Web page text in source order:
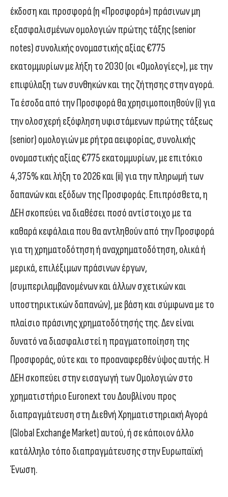
έκδοση και προσφορά (η «Προσφορά») πράσινων μη
εξασφαλισμένων ομολογιών πρώτης τάξης (senior
notes) συνολικής ονομαστικής αξίας €775
εκατομμυρίων με λήξη το 2030 (οι «Ομολογίες»), με την
επιφύλαξη των συνθηκών και της ζήτησης στην αγορά.
Τα έσοδα από την Προσφορά θα χρησιμοποιηθούν (i) για
την ολοσχερή εξόφληση υφιστάμενων πρώτης τάξεως
(senior) ομολογιών με ρήτρα αειφορίας, συνολικής
ονομαστικής αξίας €775 εκατομμυρίων, με επιτόκιο
4,375% και λήξη το 2026 και (ii) για την πληρωμή των
δαπανών και εξόδων της Προσφοράς. Επιπρόσθετα, η
ΔΕΗ σκοπεύει να διαθέσει ποσό αντίστοιχο με τα
καθαρά κεφάλαια που θα αντληθούν από την Προσφορά
για τη χρηματοδότηση ή αναχρηματοδότηση, ολικά ή
μερικά, επιλέξιμων πράσινων έργων,
(συμπεριλαμβανομένων και άλλων σχετικών και
υποστηρικτικών δαπανών), με βάση και σύμφωνα με το
πλαίσιο πράσινης χρηματοδότησής της. Δεν είναι
δυνατό να διασφαλιστεί η πραγματοποίηση της
Προσφοράς, ούτε και το προαναφερθέν ύψος αυτής. Η
ΔΕΗ σκοπεύει στην εισαγωγή των Ομολογιών στο
χρηματιστήριο Euronext του Δουβλίνου προς
διαπραγμάτευση στη Διεθνή Χρηματιστηριακή Αγορά
(Global Exchange Market) αυτού, ή σε κάποιον άλλο
κατάλληλο τόπο διαπραγμάτευσης στην Ευρωπαϊκή
Ένωση.